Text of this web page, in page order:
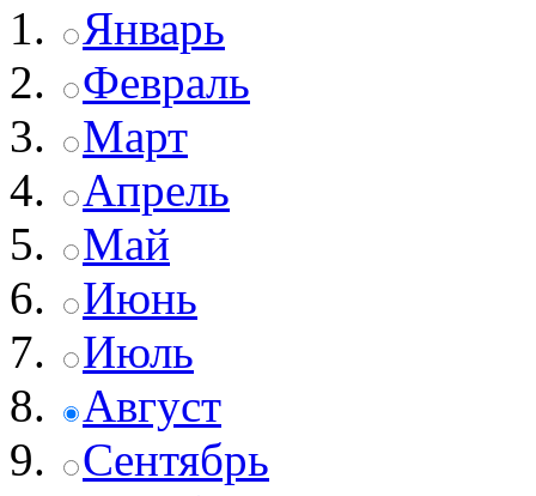
Январь
Февраль
Март
Апрель
Май
Июнь
Июль
Август
Сентябрь